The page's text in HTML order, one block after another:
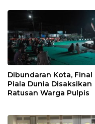
Dibundaran Kota, Final
Piala Dunia Disaksikan
Ratusan Warga Pulpis